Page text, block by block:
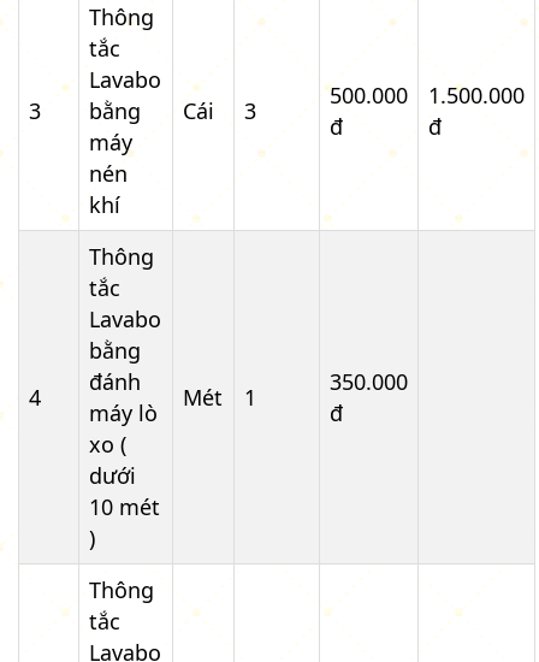
3
Thông
tắc
Lavabo
bằng
máy
nén
khí
Cái 3
500.000
đ
1.500.000
đ
4
Thông
tắc
Lavabo
bằng
đánh
máy lò
xo (
dưới
10 mét
)
Mét 1
350.000
đ
Thông
tắc
Lavabo